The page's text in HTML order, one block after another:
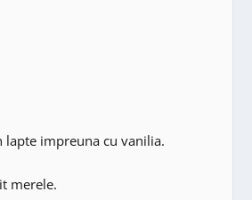
lapte impreuna cu vanilia.
merele.